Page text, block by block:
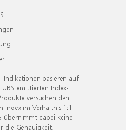
Indikationen basieren auf
emittierten Index-
versuchen den
Index im Verhältnis 1:1
übernimmt dabei keine
die Genauigkeit,